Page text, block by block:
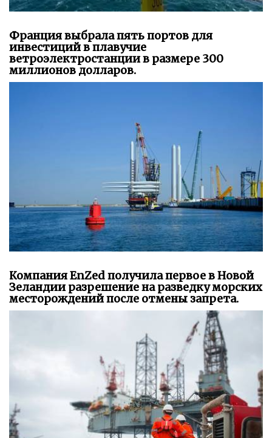
Франция выбрала пять портов для
инвестиций в плавучие
ветроэлектростанции в размере 300
миллионов долларов.
Компания EnZed получила первое в Новой
Зеландии разрешение на разведку морских
месторождений после отмены запрета.